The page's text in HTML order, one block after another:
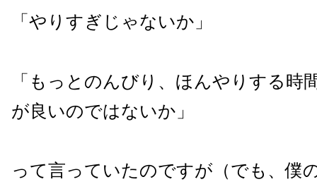
「やりすぎじゃないか」
「もっとのんびり、ほんやりする時
が良いのではないか」
って言っていたのですが（でも、僕